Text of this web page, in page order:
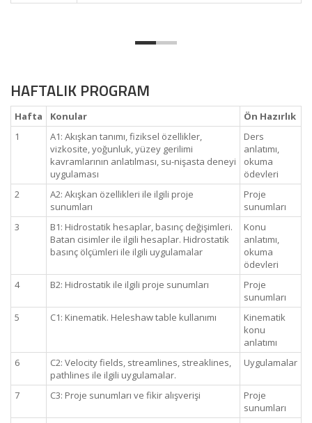
HAFTALIK PROGRAM
Hafta Konular
Ön Hazırlık
1
A1: Akışkan tanımı, fiziksel özellikler,
vizkosite, yoğunluk, yüzey gerilimi
kavramlarının anlatılması, su-nişasta deneyi
uygulaması
Ders
anlatımı,
okuma
ödevleri
2
A2: Akışkan özellikleri ile ilgili proje
sunumları
Proje
sunumları
3
B1: Hidrostatik hesaplar, basınç değişimleri.
Batan cisimler ile ilgili hesaplar. Hidrostatik
basınç ölçümleri ile ilgili uygulamalar
Konu
anlatımı,
okuma
ödevleri
4
B2: Hidrostatik ile ilgili proje sunumları
Proje
sunumları
5
C1: Kinematik. Heleshaw table kullanımı
Kinematik
konu
anlatımı
6
C2: Velocity fields, streamlines, streaklines,
pathlines ile ilgili uygulamalar.
Uygulamalar
7 C3: Proje sunumları ve fikir alışverişi
Proje
sunumları